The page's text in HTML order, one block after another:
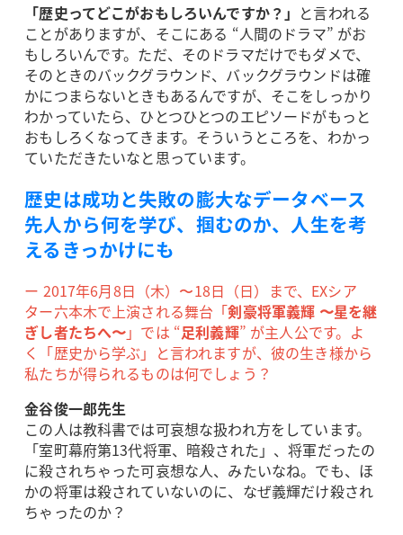
「歴史ってどこがおもしろいんですか？」 と言われる
ことがありますが、そこにある “人間のドラマ” がお
もしろいんです。ただ、そのドラマだけでもダメで、
そのときのバックグラウンド、バックグラウンドは確
かにつまらないときもあるんですが、そこをしっかり
わかっていたら、ひとつひとつのエピソードがもっと
おもしろくなってきます。そういうところを、わかっ
ていただきたいなと思っています。
歴史は成功と失敗の膨大なデータベース
先人から何を学び、掴むのか、人生を考
えるきっかけにも
ー 2017年6月8日（木）〜18日（日）まで、EXシア
ター六本木で上演される舞台「剣豪将軍義輝 〜星を継
ぎし者たちへ〜」では “足利義輝” が主人公です。よ
く「歴史から学ぶ」と言われますが、彼の生き様から
私たちが得られるものは何でしょう？
金谷俊一郎先生
この人は教科書では可哀想な扱われ方をしています。
「室町幕府第13代将軍、暗殺された」、将軍だったの
に殺されちゃった可哀想な人、みたいなね。でも、ほ
かの将軍は殺されていないのに、なぜ義輝だけ殺され
ちゃったのか？